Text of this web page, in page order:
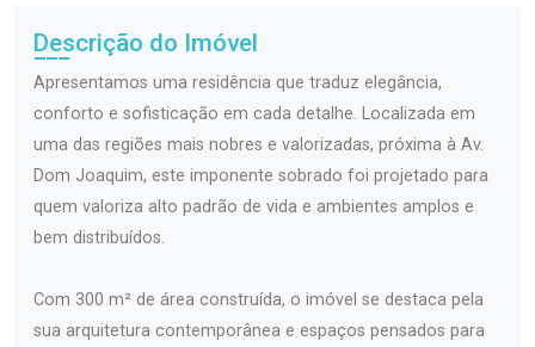
Descrição do Imóvel
Apresentamos uma residência que traduz elegância,
conforto e sofisticação em cada detalhe. Localizada em
uma das regiões mais nobres e valorizadas, próxima à Av.
Dom Joaquim, este imponente sobrado foi projetado para
quem valoriza alto padrão de vida e ambientes amplos e
bem distribuídos.
Com 300 m² de área construída, o imóvel se destaca pela
sua arquitetura contemporânea e espaços pensados para